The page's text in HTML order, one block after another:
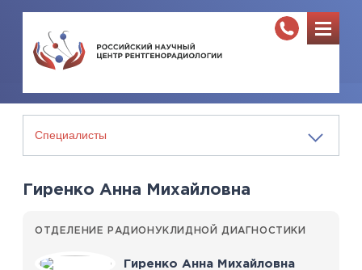
Гиренко Анна Михайловна
ОТДЕЛЕНИЕ РАДИОНУКЛИДНОЙ ДИАГНОСТИКИ
Гиренко Анна Михайловна